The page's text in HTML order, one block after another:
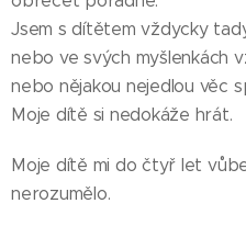
Jsem s dítětem vždycky
nebo ve svých myšlenkách
nebo nějakou nejedlou věc
Moje dítě si nedokáže hrát.
Moje dítě mi do čtyř let
nerozumělo.